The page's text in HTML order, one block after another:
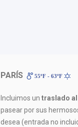
PARÍS 55ºF - 63ºF
Incluimos untraslado al
pasear por sus
desea (entrada no